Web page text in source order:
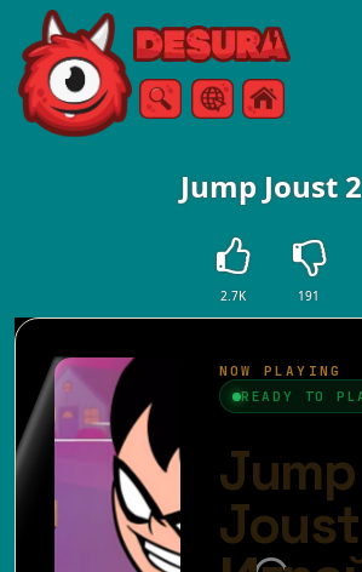
Free Online Games
ТърсенеМеню
Jump Joust 2
2.7K 191